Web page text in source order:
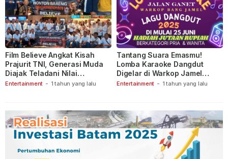
Entertainment - 1 tahun yang lalu
Film Believe Angkat Kisah
Prajurit TNI, Generasi Muda
Diajak Teladani Nilai
Keberanian
Entertainment - 1 tahun yang lalu
Tantang Suara Emasmu!
Lomba Karaoke Dangdut
Digelar di Warkop Jamel
Ganet